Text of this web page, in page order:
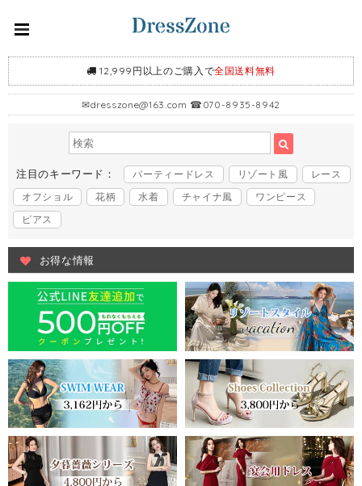
12,999円以上のご購入で全国送料無料
✉dresszone@163.com ☎070-8935-8942
注目のキーワード： パーティードレス リゾート風
レース
オフショル
花柄 水着 チャイナ風
ワンピース
ピアス
お得な情報